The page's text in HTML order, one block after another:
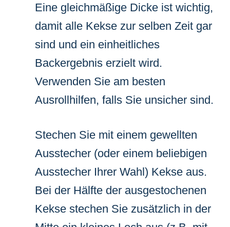
Eine gleichmäßige Dicke ist wichtig,
damit alle Kekse zur selben Zeit gar
sind und ein einheitliches
Backergebnis erzielt wird.
Verwenden Sie am besten
Ausrollhilfen, falls Sie unsicher sind.
Stechen Sie mit einem gewellten
Ausstecher (oder einem beliebigen
Ausstecher Ihrer Wahl) Kekse aus.
Bei der Hälfte der ausgestochenen
Kekse stechen Sie zusätzlich in der